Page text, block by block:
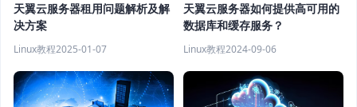
天翼云服务器租用问题解析及解
决方案
Linux教程2025-01-07
天翼云服务器如何提供高可用的
数据库和缓存服务？
Linux教程2024-09-06